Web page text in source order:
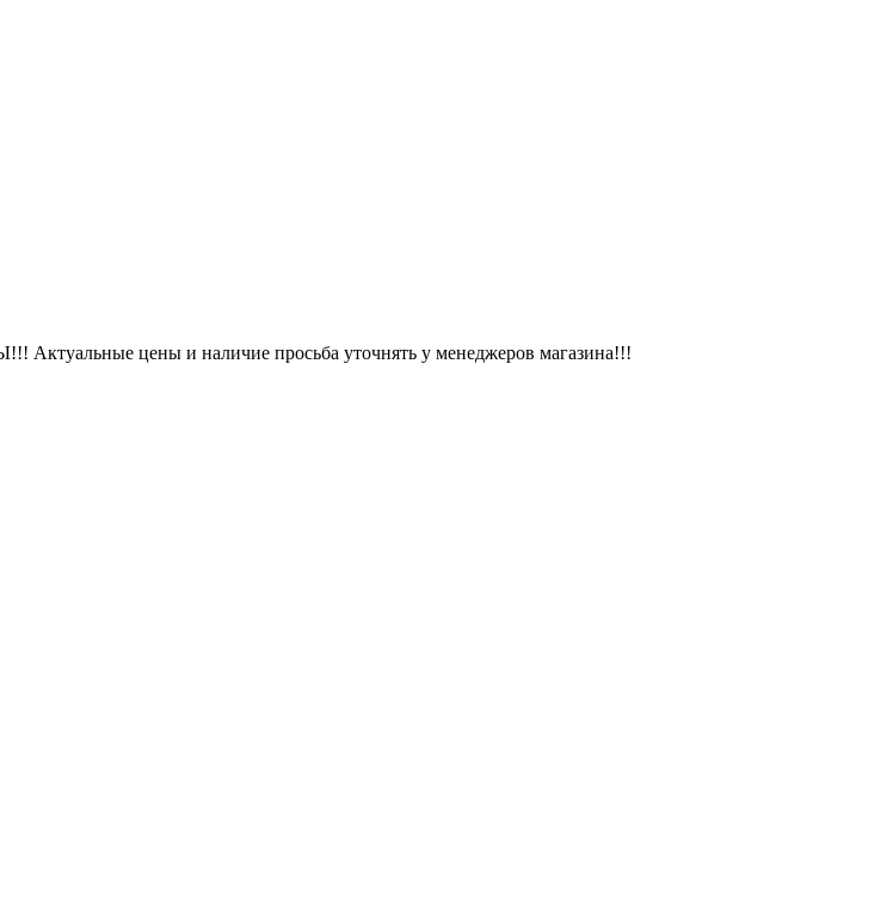
цены и наличие просьба уточнять у менеджеров магазина!!!